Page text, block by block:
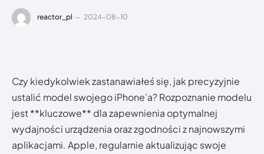
reactor_pl 2024-08-10
Czy kiedykolwiek zastanawiałeś się, jak precyzyjnie
ustalić model swojego iPhone’a? Rozpoznanie modelu
jest **kluczowe** dla zapewnienia optymalnej
wydajności urządzenia oraz zgodności z najnowszymi
aplikacjami. Apple, regularnie aktualizując swoje